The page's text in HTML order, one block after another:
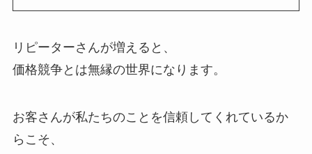
リピーターさんが増えると、
価格競争とは無縁の世界になります。
お客さんが私たちのことを信頼してくれているか
らこそ、